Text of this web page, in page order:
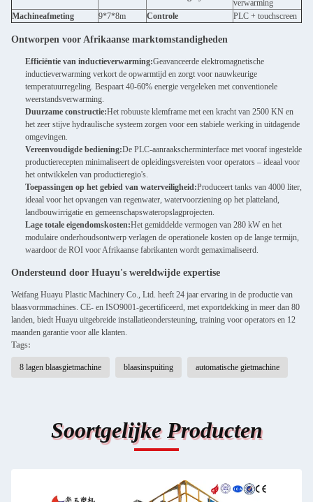
verwarming
Machineafmeting
9*7*8m Controle PLC + touchscreen
Ontworpen voor Afrikaanse marktomstandigheden
Efficiëntie van inductieverwarming:Geavanceerde elektromagnetische
inductieverwarming verkort de opwarmtijd en zorgt voor nauwkeurige
temperatuurregeling. Bespaart 40-60% energie vergeleken met conventionele
weerstandsverwarming.
Duurzame constructie:Het robuuste klemframe met een kracht van 2500 KN en
het zeer stijve hydraulische systeem zorgen voor een stabiele werking in uitdagende
omgevingen.
Vereenvoudigde bediening:De PLC-aanraakscherminterface met vooraf ingestelde
productierecepten minimaliseert de opleidingsvereisten voor operators – ideaal voor
het ontwikkelen van productieregio's.
Toepassingen op het gebied van waterveiligheid:Produceert tanks van 4000 liter,
ideaal voor het opvangen van regenwater, watervoorziening op het platteland,
landbouwirrigatie en gemeenschapswateropslagprojecten.
Lage totale eigendomskosten:Het gemiddelde vermogen van 280 kW en het
modulaire onderhoudsontwerp verlagen de operationele kosten op de lange termijn,
waardoor de ROI voor Afrikaanse fabrikanten wordt gemaximaliseerd.
Ondersteund door Huayu's wereldwijde expertise
Weifang Huayu Plastic Machinery Co., Ltd. heeft 24 jaar ervaring in de productie van
blaasvormmachines. CE- en ISO9001-gecertificeerd, met exportdekking in meer dan 80
landen, biedt Huayu uitgebreide installatieondersteuning, training voor operators en 12
maanden garantie voor alle klanten.
Tags:
8 lagen blaasgietmachine blaasinspuiting automatische gietmachine
Soortgelijke Producten